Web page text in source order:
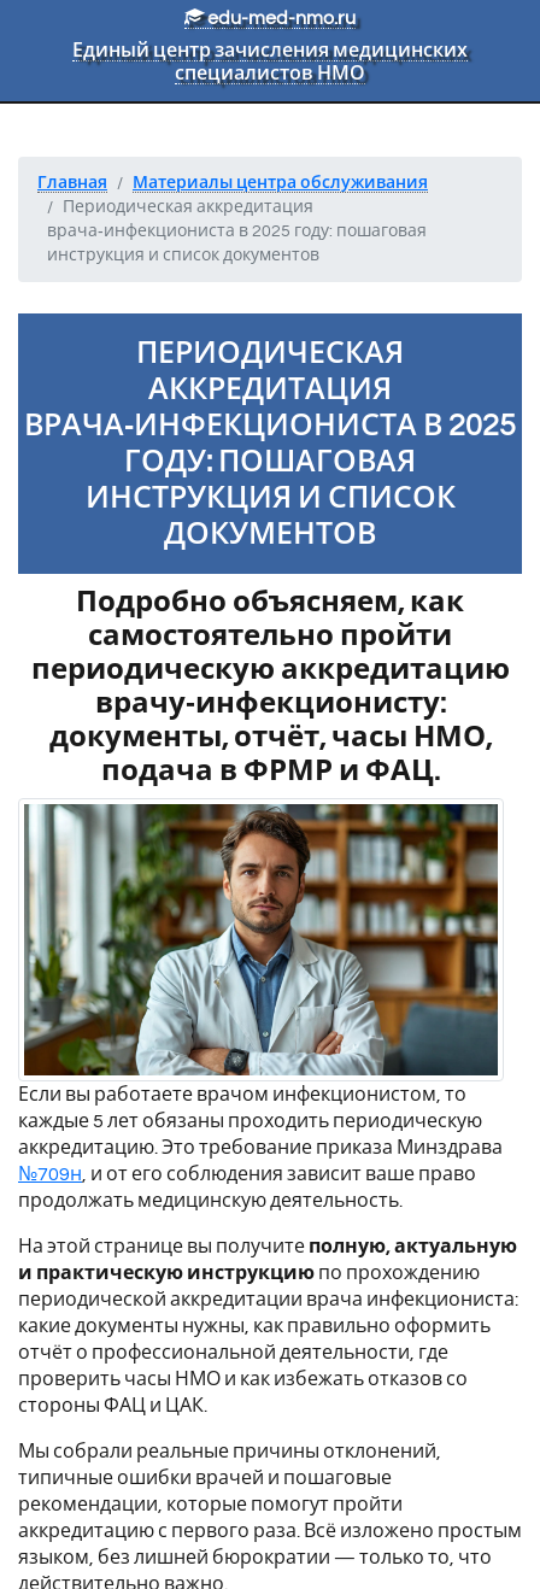
Перейти к основному текстуedu-med-nmo.ru
Единый центр зачисления медицинских
специалистов НМО
Главная
Материалы центра обслуживания
Периодическая аккредитация
врача‑инфекциониста в 2025 году: пошаговая
инструкция и список документов
ПЕРИОДИЧЕСКАЯ
АККРЕДИТАЦИЯ
ВРАЧА‑ИНФЕКЦИОНИСТА В 2025
ГОДУ: ПОШАГОВАЯ
ИНСТРУКЦИЯ И СПИСОК
ДОКУМЕНТОВ
Подробно объясняем, как
самостоятельно пройти
периодическую аккредитацию
врачу‑инфекционисту:
документы, отчёт, часы НМО,
подача в ФРМР и ФАЦ.
Если вы работаете врачом инфекционистом, то
каждые 5 лет обязаны проходить периодическую
аккредитацию. Это требование приказа Минздрава
№709н , и от его соблюдения зависит ваше право
продолжать медицинскую деятельность.
На этой странице вы получите полную, актуальную
и практическую инструкцию по прохождению
периодической аккредитации врача инфекциониста:
какие документы нужны, как правильно оформить
отчёт о профессиональной деятельности, где
проверить часы НМО и как избежать отказов со
стороны ФАЦ и ЦАК.
Мы собрали реальные причины отклонений,
типичные ошибки врачей и пошаговые
рекомендации, которые помогут пройти
аккредитацию с первого раза. Всё изложено простым
языком, без лишней бюрократии — только то, что
действительно важно.